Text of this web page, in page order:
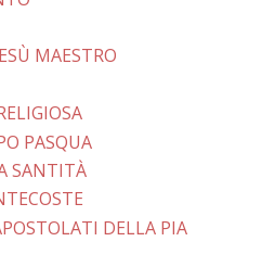
MAESTRO
PASQUA
SANTITÀ
DELLA PIA